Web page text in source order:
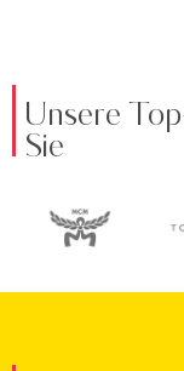
Unsere
Sie